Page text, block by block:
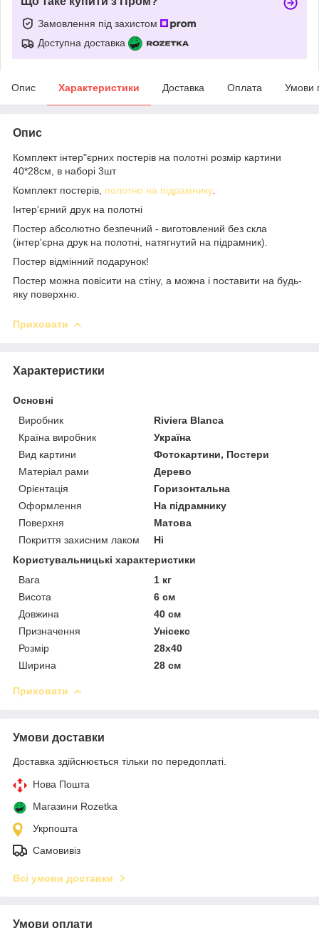
Замовлення під захистом
Доступна доставка
Опис Характеристики Доставка Оплата Умови
Опис
Комплект інтер"єрних постерів на полотні розмір картини
40*28см, в наборі 3шт
Комплект постерів, полотно на підрамнику.
Інтер'єрний друк на полотні
Постер абсолютно безпечний - виготовлений без скла
(інтер'єрна друк на полотні, натягнутий на підрамник).
Постер відмінний подарунок!
Постер можна повісити на стіну, а можна і поставити на будь-
яку поверхню.
Приховати
Характеристики
Основні
Виробник
Riviera Blanca
Країна виробник
Україна
Вид картини
Фотокартини, Постери
Матеріал рами
Дерево
Орієнтація
Горизонтальна
Оформлення
На підрамнику
Поверхня
Матова
Покриття захисним лаком
Ні
Користувальницькі характеристики
Вага
1 кг
Висота
6 см
Довжина
40 см
Призначення
Унісекс
Розмір
28х40
Ширина
28 см
Приховати
Умови доставки
Доставка здійснюється тільки по передоплаті.
Нова Пошта
Магазини Rozetka
Укрпошта
Самовивіз
Всі умови доставки
Умови оплати